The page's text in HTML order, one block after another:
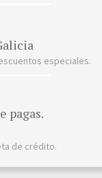
especiales.
pagas.
de crédito.